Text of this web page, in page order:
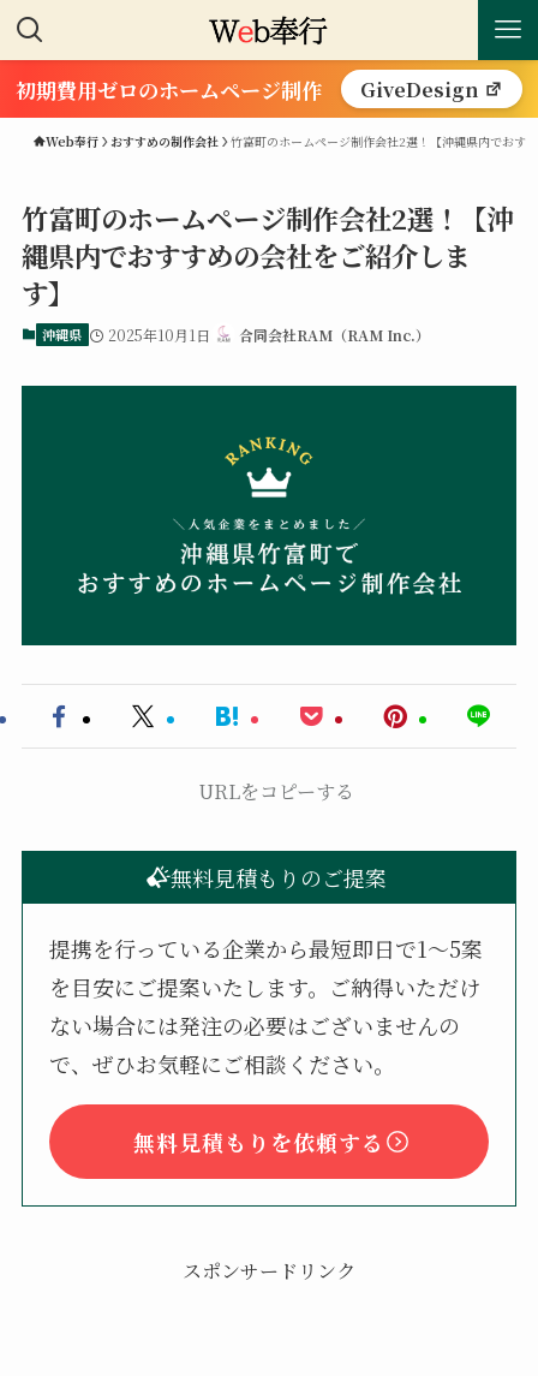
初期費用ゼロのホームページ制作 GiveDesign
Web奉行 おすすめの制作会社 竹富町のホームページ制作会社2選！【沖縄県内でおす
竹富町のホームページ制作会社2選！【沖
縄県内でおすすめの会社をご紹介しま
す】
沖縄県 2025年10月1日 合同会社RAM（RAM Inc.）
URLをコピーする
無料見積もりのご提案
提携を行っている企業から最短即日で1〜5案
を目安にご提案いたします。ご納得いただけ
ない場合には発注の必要はございませんの
で、ぜひお気軽にご相談ください。
無料見積もりを依頼する
スポンサードリンク